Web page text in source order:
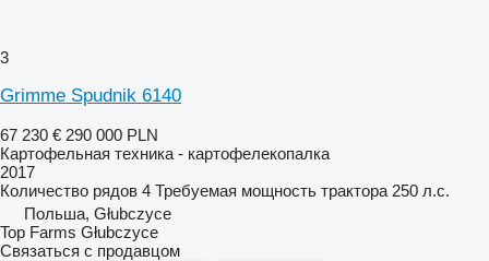
3
Grimme Spudnik 6140
67 230 € 290 000 PLN
Картофельная техника - картофелекопалка
2017
Количество рядов 4 Требуемая мощность трактора 250 л.с.
Польша, Głubczyce
Top Farms Głubczyce
Связаться с продавцом